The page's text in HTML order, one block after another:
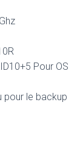
Pour OS
pour le backup